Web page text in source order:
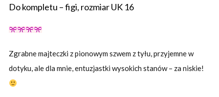
Do kompletu – figi, rozmiar UK 16
Zgrabne majteczki z pionowym szwem z tyłu, przyjemne w
dotyku, ale dla mnie, entuzjastki wysokich stanów – za niskie!